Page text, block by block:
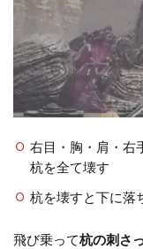
右目・胸・肩・右
杭を全て壊す
杭を壊すと下に落
飛び乗って杭の刺さ